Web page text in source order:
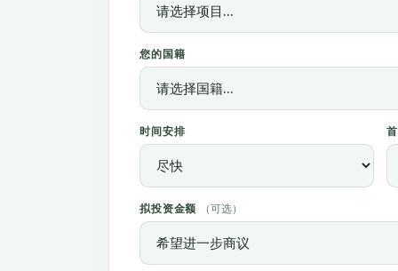
您的国籍
时间安排
拟投资金额 （可选）